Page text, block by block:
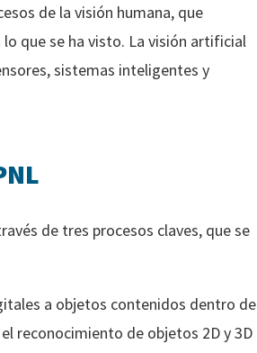
de la visión humana, que
que se ha visto. La visión artificial
sistemas inteligentes y
de tres procesos claves, que se
a objetos contenidos dentro de
reconocimiento de objetos 2D y 3D